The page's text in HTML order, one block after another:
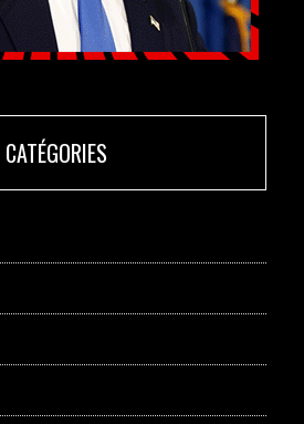
CATÉGORIES